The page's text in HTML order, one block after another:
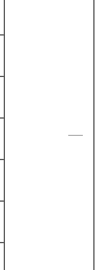
——